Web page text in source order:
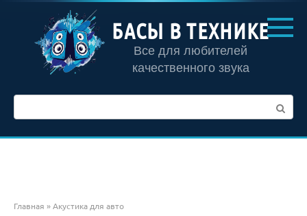
контенту
БАСЫ В ТЕХНИКЕ
Все для любителей
качественного звука
Главная »Акустика для авто